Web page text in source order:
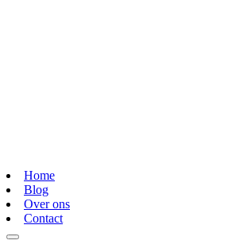
Home
Blog
Over ons
Contact